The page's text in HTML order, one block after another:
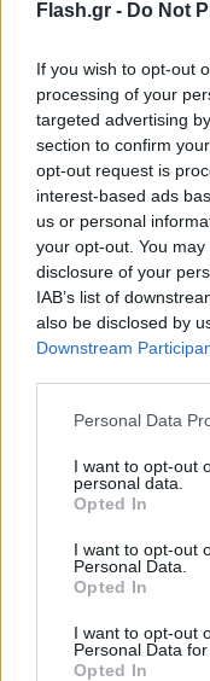
Flash.gr - Do Not
If you wish to opt-out
processing of your
targeted advertising
section to confirm
opt-out request is
interest-based ads
us or personal
your opt-out. You
disclosure of your
IAB’s list of
also be disclosed by
Downstream
Please note that this
not limited to your
grant or deny
use your data for
consent section.
Personal Data
I want to opt-out
personal data.
Opted In
I want to opt-out
Personal Data.
Opted In
I want to opt-out
Personal Data
Opted In
και έτσι πήραν
Ο Μαλίκ Μπίσλι με
ήταν ο πρώτος
Κάνινγκχαμ να
και τον Τζέιντεν